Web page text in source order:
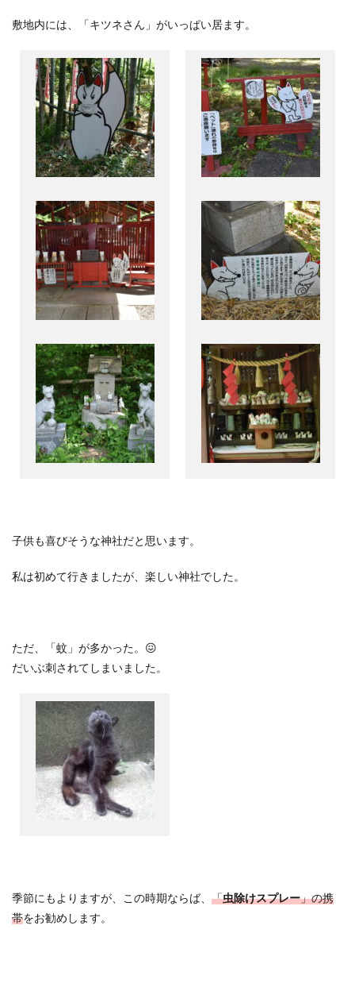
敷地内には、「キツネさん」がいっぱい居ます。
子供も喜びそうな神社だと思います。
私は初めて行きましたが、楽しい神社でした。
ただ、「蚊」が多かった。 😖
だいぶ刺されてしまいました。
季節にもよりますが、この時期ならば、 「虫除けスプレー」の携
帯をお勧めします。